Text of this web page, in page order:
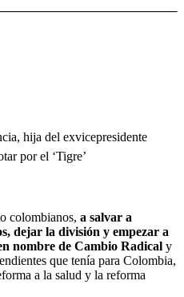
hija del exvicepresidente
por el ‘Tigre’
colombianos, a salvar a
dejar la división y empezar a
nombre de Cambio Radical y
que tenía para Colombia,
a la salud y la reforma